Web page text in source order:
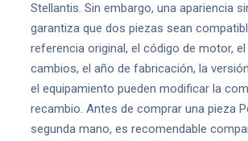
Stellantis. Sin embargo, una apariencia
garantiza que dos piezas sean
referencia original, el código de motor,
cambios, el año de fabricación, la
el equipamiento pueden modificar la
recambio. Antes de comprar una pieza
segunda mano, es recomendable